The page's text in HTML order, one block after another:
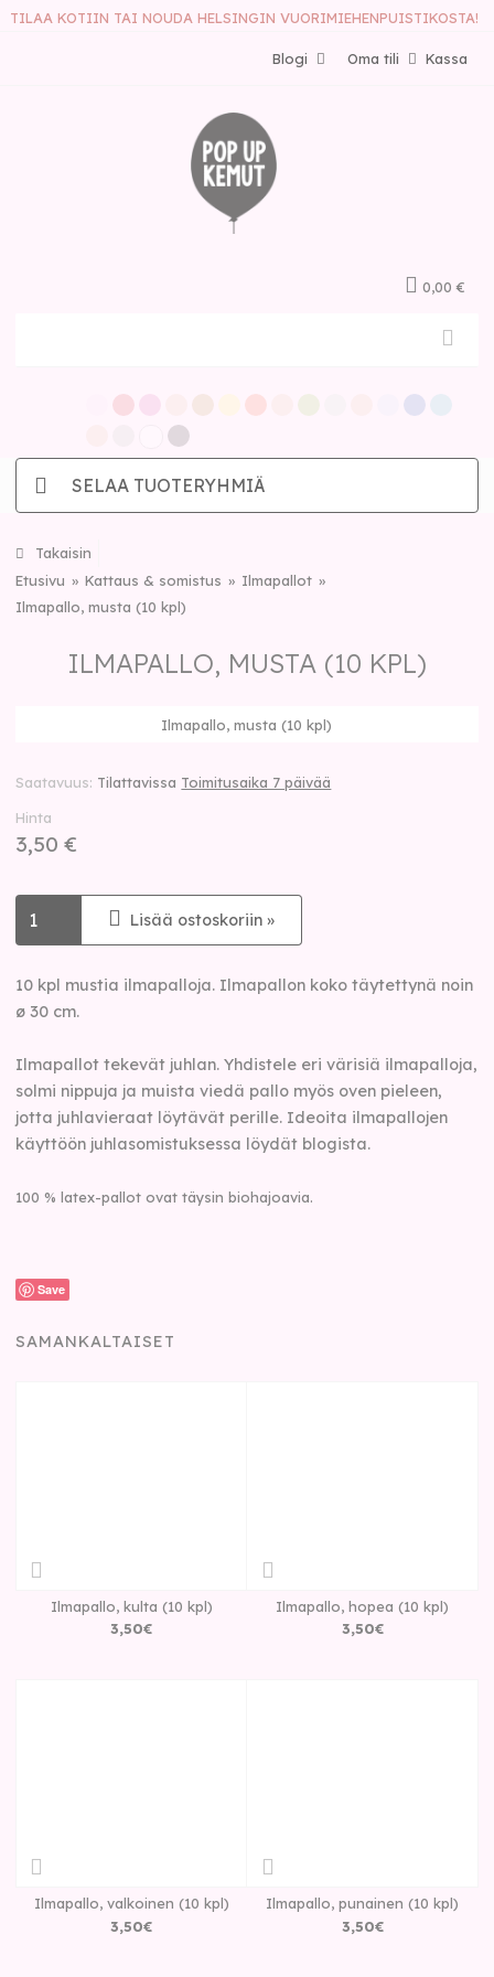
TILAA KOTIIN TAI NOUDA HELSINGIN VUORIMIEHENPUISTIKOSTA!
Kassa
Oma tili
Blogi
0,00 €
SELAA TUOTERYHMIÄ
Takaisin
Etusivu
Kattaus & somistus
Ilmapallot
Ilmapallo, musta (10 kpl)
ILMAPALLO, MUSTA (10 KPL)
Ilmapallo, musta (10 kpl)
Saatavuus Tilattavissa Toimitusaika 7 päivää
Hinta
3,50 €
Lisää ostoskoriin »
10 kpl mustia ilmapalloja. Ilmapallon koko täytettynä noin
ø 30 cm.
Ilmapallot tekevät juhlan. Yhdistele eri värisiä ilmapalloja,
solmi nippuja ja muista viedä pallo myös oven pieleen,
jotta juhlavieraat löytävät perille. Ideoita ilmapallojen
käyttöön juhlasomistuksessa löydät blogista.
100 % latex-pallot ovat täysin biohajoavia.
Save
SAMANKALTAISET
Ilmapallo, kulta (10 kpl)
3,50€
Ilmapallo, hopea (10 kpl)
3,50€
Ilmapallo, valkoinen (10 kpl)
3,50€
Ilmapallo, punainen (10 kpl)
3,50€